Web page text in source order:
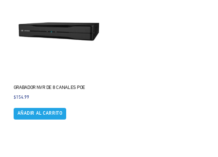
GRABADOR NVR DE 8 CANALES POE
$154.99
AÑADIR AL CARRITO